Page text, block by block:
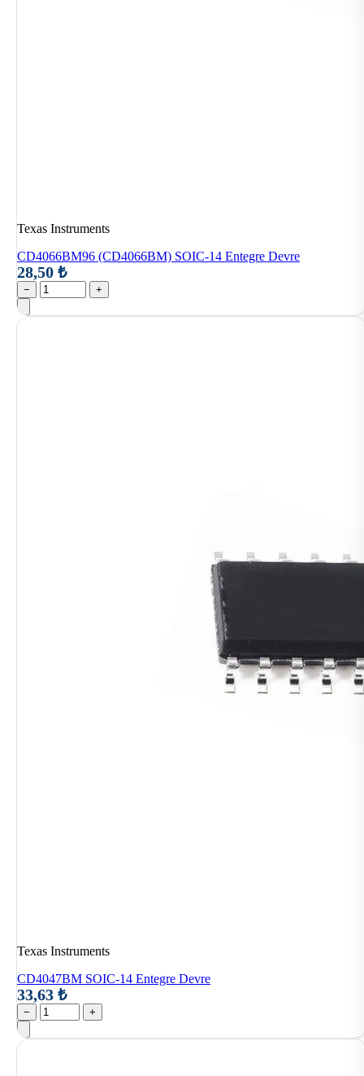
Texas Instruments
CD4066BM96 (CD4066BM) SOIC-14 Entegre Devre
28,50 ₺
− +
Texas Instruments
CD4047BM SOIC-14 Entegre Devre
33,63 ₺
− +